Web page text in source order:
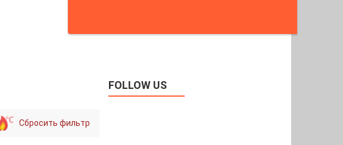
Сбросить фильтр
FOLLOW US